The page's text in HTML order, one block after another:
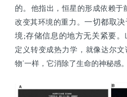
的。 他指出，恒星的形成依赖于
改变其环境的重力。一切都取
境;存储信息的地方无关紧要。
定义转变成热力学，就像达尔文
物’一样，它消除了生命的神秘感